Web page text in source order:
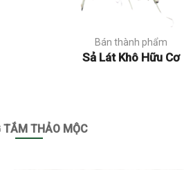
Bán thành phẩm
Sả Lát Khô Hữu Cơ
TẮM THẢO MỘC